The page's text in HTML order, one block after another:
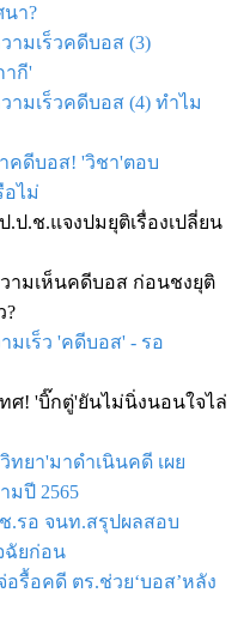
า?
ามเร็วคดีบอส (3)
ากี'
ามเร็วคดีบอส​ (4) ทำไม
คดีบอส! 'วิชา'ตอบ
อไม่
ป.ช.แจงปมยุติเรื่องเปลี่ยน
ามเห็นคดีบอส ก่อนชงยุติ
?
มเร็ว 'คดีบอส' - รอ
ศ! 'บิ๊กตู่'ยันไม่นิ่งนอนใจไล่
ทยา'มาดำเนินคดี เผย
มปี 2565
.รอ จนท.สรุปผลสอบ
ฉัยก่อน
รื้อคดี ตร.ช่วย‘บอส’หลัง